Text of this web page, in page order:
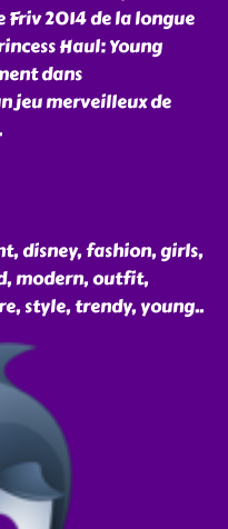
Friv 2014 de la longue
Haul: Young
dans
jeu merveilleux de
disney, fashion, girls,
modern, outfit,
style, trendy, young..